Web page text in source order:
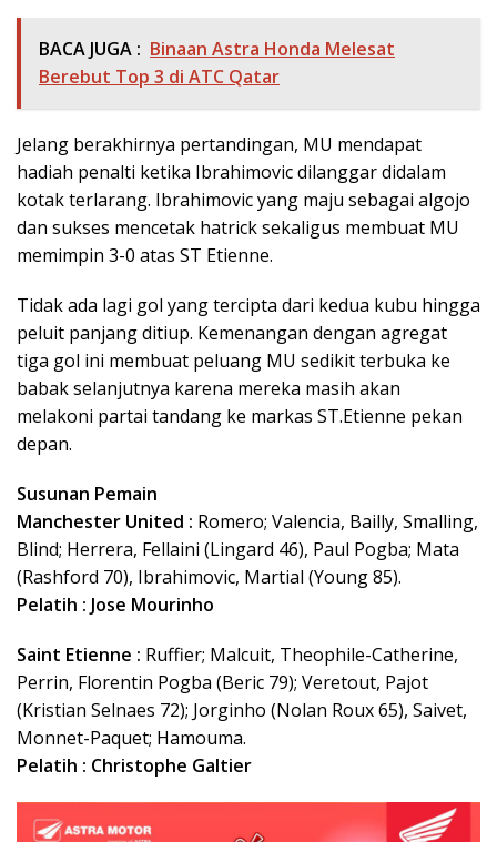
BACA JUGA : Binaan Astra Honda Melesat
Berebut Top 3 di ATC Qatar
Jelang berakhirnya pertandingan, MU mendapat
hadiah penalti ketika Ibrahimovic dilanggar didalam
kotak terlarang. Ibrahimovic yang maju sebagai algojo
dan sukses mencetak hatrick sekaligus membuat MU
memimpin 3-0 atas ST Etienne.
Tidak ada lagi gol yang tercipta dari kedua kubu hingga
peluit panjang ditiup. Kemenangan dengan agregat
tiga gol ini membuat peluang MU sedikit terbuka ke
babak selanjutnya karena mereka masih akan
melakoni partai tandang ke markas ST.Etienne pekan
depan.
Susunan Pemain
Manchester United : Romero; Valencia, Bailly, Smalling,
Blind; Herrera, Fellaini (Lingard 46), Paul Pogba; Mata
(Rashford 70), Ibrahimovic, Martial (Young 85).
Pelatih : Jose Mourinho
Saint Etienne : Ruffier; Malcuit, Theophile-Catherine,
Perrin, Florentin Pogba (Beric 79); Veretout, Pajot
(Kristian Selnaes 72); Jorginho (Nolan Roux 65), Saivet,
Monnet-Paquet; Hamouma.
Pelatih : Christophe Galtier